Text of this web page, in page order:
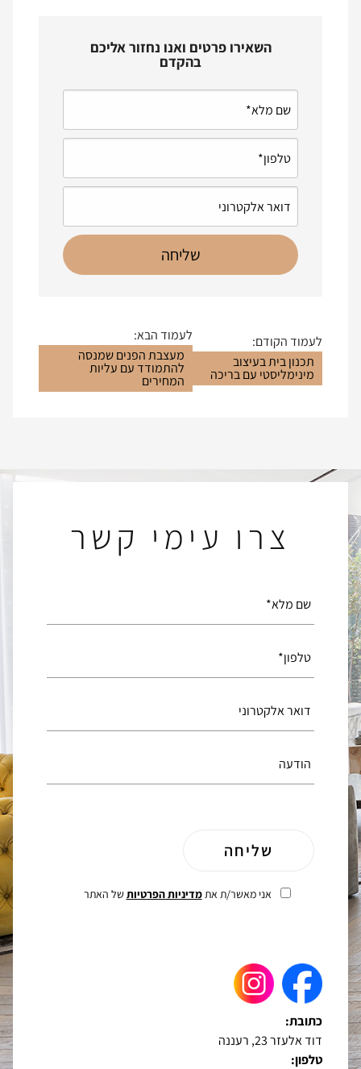
השאירו פרטים ואנו נחזור אליכם
בהקדם
לעמוד הקודם:
תכנון בית בעיצוב
מינימליסטי עם בריכה
לעמוד הבא:
מעצבת הפנים שמנסה
להתמודד עם עליות
המחירים
צרו עימי קשר
אני מאשר/ת אתמדיניות הפרטיות של האתר
כתובת:
דוד אלעזר 23, רעננה
טלפון: